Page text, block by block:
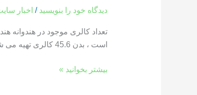
دیدگاه‌ خود را بنویسید / اخبار
است ، بدن 45.6 کالری تهیه می شود ، در حالی که یک بخش از هندوانه که وزن آن 286 گرم است ، حاوی 85.8 کالری است […]
بیشتر بخوانید »